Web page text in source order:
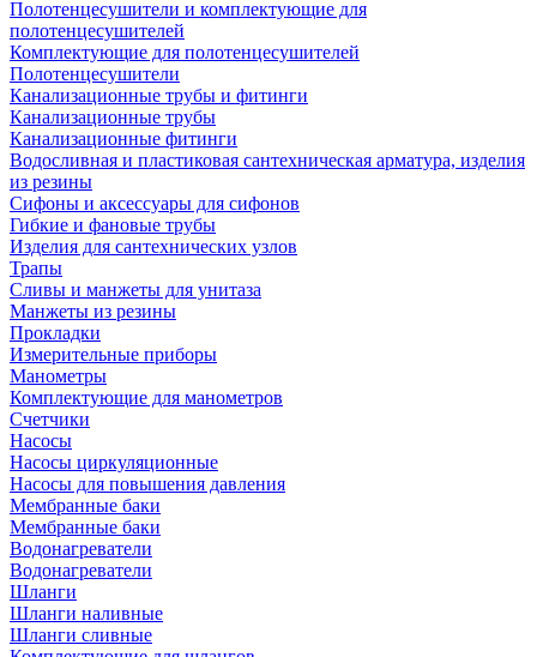
Полотенцесушители и комплектующие для
полотенцесушителей
Комплектующие для полотенцесушителей
Полотенцесушители
Канализационные трубы и фитинги
Канализационные трубы
Канализационные фитинги
Водосливная и пластиковая сантехническая арматура, изделия
из резины
Сифоны и аксессуары для сифонов
Гибкие и фановые трубы
Изделия для сантехнических узлов
Трапы
Сливы и манжеты для унитаза
Манжеты из резины
Прокладки
Измерительные приборы
Манометры
Комплектующие для манометров
Счетчики
Насосы
Насосы циркуляционные
Насосы для повышения давления
Мембранные баки
Мембранные баки
Водонагреватели
Водонагреватели
Шланги
Шланги наливные
Шланги сливные